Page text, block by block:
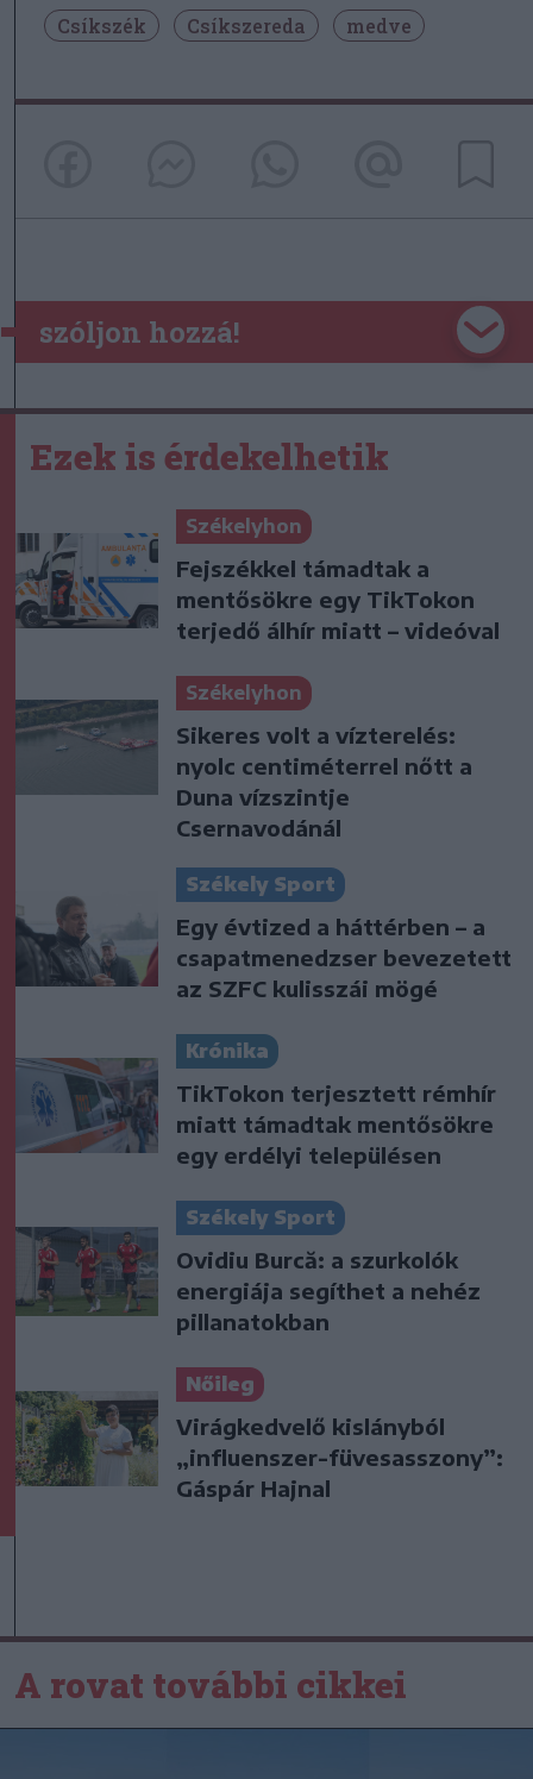
Csíkszék Csíkszereda medve
szóljon hozzá!
Ezek is érdekelhetik
Székelyhon
Fejszékkel támadtak a
mentősökre egy TikTokon
terjedő álhír miatt – videóval
Székelyhon
Sikeres volt a vízterelés:
nyolc centiméterrel nőtt a
Duna vízszintje
Csernavodánál
Székely Sport
Egy évtized a háttérben – a
csapatmenedzser bevezetett
az SZFC kulisszái mögé
Krónika
TikTokon terjesztett rémhír
miatt támadtak mentősökre
egy erdélyi településen
Székely Sport
Ovidiu Burcă: a szurkolók
energiája segíthet a nehéz
pillanatokban
Nőileg
Virágkedvelő kislányból
„influenszer-füvesasszony”:
Gáspár Hajnal
A rovat további cikkei